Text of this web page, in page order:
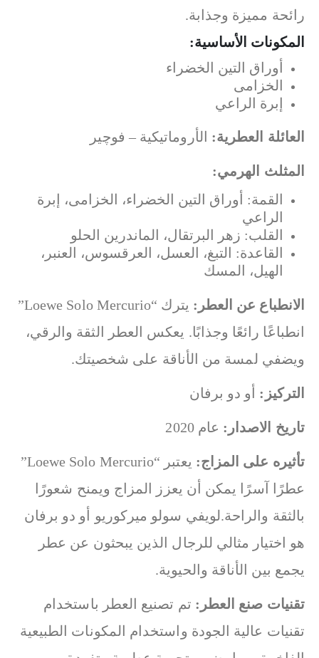
رائحة مميزة وجذابة.
المكونات الأساسية:
أوراق التين الخضراء
الخزامى
إبرة الراعي
العائلة العطرية: الأروماتيكية – فوچير
المثلث الهرمي:
القمة: أوراق التين الخضراء، الخزامى، إبرة
الراعي
القلب: زهر البرتقال، الماندرين الحلو
القاعدة: التبغ، العسل، العرقسوس، العنبر،
الهيل، المسك
الانطباع عن العطر:
يترك “Loewe Solo Mercurio”
انطباعًا رائعًا وجذابًا. يعكس العطر الثقة والرقي،
ويضفي لمسة من الأناقة على شخصيتك.
التركيز: أو دو برفان
تاريخ الاصدار: عام 2020
تأثيره على المزاج:
يعتبر “Loewe Solo Mercurio”
عطرًا آسرًا يمكن أن يعزز المزاج ويمنح شعورًا
بالثقة والراحة.لويفي سولو ميركوريو أو دو برفان
هو اختيار مثالي للرجال الذين يبحثون عن عطر
يجمع بين الأناقة والحيوية.
تقنيات صنع العطر: تم تصنيع العطر باستخدام
تقنيات عالية الجودة واستخدام المكونات الطبيعية